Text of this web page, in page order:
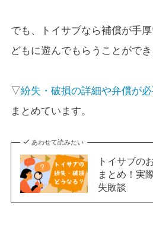
でも、トイサブなら補償が手
どもに遊んでもらうことができ
▽紛失・破損の詳細や弁償が
まとめています。
あわせて読みたい
トイサブの
まとめ！実
失敗談